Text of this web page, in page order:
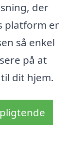
der
platform er
så enkel
på at
dit hjem.